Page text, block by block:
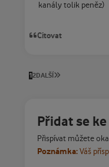
kanály tolik peněz)
Citovat
12DALŠÍ
Přidat se
Přispívat můžete
Poznámka:Váš